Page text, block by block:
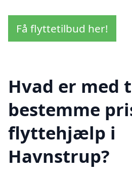
Få flyttetilbud her!
Hvad er med
bestemme
flyttehjælp i
Havnstrup?